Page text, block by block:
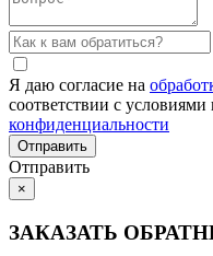
Я даю согласие на
соответствии с
конфиденциальности
Отправить
×
ЗАКАЗАТЬ